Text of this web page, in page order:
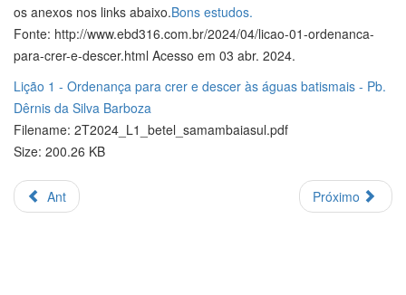
os anexos nos links abaixo.Bons estudos.
Fonte: http://www.ebd316.com.br/2024/04/licao-01-ordenanca-
para-crer-e-descer.html Acesso em 03 abr. 2024.
Lição 1 - Ordenança para crer e descer às águas batismais - Pb.
Dêrnis da Silva Barboza
Filename: 2T2024_L1_betel_samambaiasul.pdf
Size: 200.26 KB
Ant Próximo